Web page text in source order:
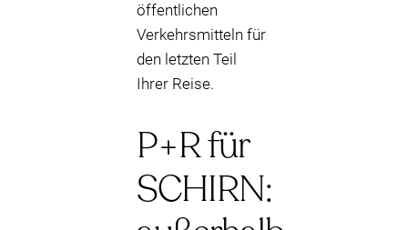
öffentlichen
Verkehrsmitteln für
den letzten Teil
Ihrer Reise.
P+R für
SCHIRN: